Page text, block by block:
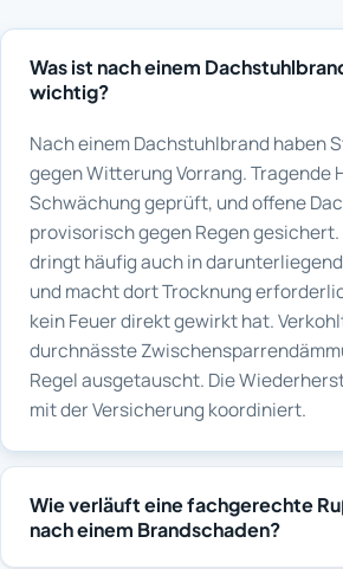
Was ist nach einem
wichtig?
Nach einem Dachstuhlbrand haben
gegen Witterung Vorrang. Tragende
Schwächung geprüft, und offene
provisorisch gegen Regen
dringt häufig auch in
und macht dort Trocknung
kein Feuer direkt gewirkt hat.
durchnässte
Regel ausgetauscht. Die
mit der Versicherung koordiniert.
Wie verläuft eine fachgerechte
nach einem Brandschaden?